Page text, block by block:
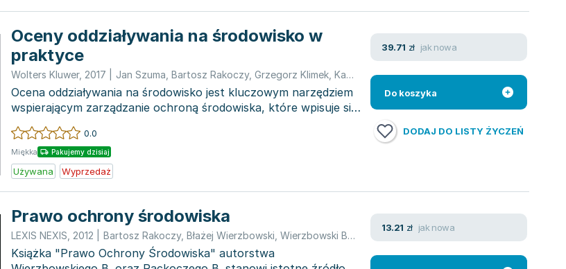
Oceny oddziaływania na środowisko w
praktyce
Wolters Kluwer, 2017 Jan Szuma Bartosz Rakoczy, Grzegorz Klimek Karolina Karpus ,Małgorzata Szalewska,
Ocena oddziaływania na środowisko jest kluczowym narzędziem
wspierającym zarządzanie ochroną środowiska, które wpisuje się
w zasad...
0.0
Miękka Pakujemy dzisiaj
Używana Wyprzedaż
39.71 zł jak nowa
Do koszyka
DODAJ DO LISTY ŻYCZEŃ
Prawo ochrony środowiska
LEXIS NEXIS 2012 Bartosz Rakoczy, Błażej Wierzbowski Wierzbowski B. Rackoczy B.
Książka "Prawo Ochrony Środowiska" autorstwa
13.21 zł jak nowa